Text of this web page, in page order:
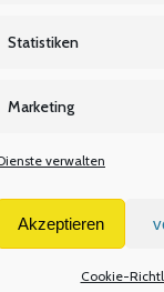
Statistiken
Marketing
verwalten
Akzeptieren
Cookie-